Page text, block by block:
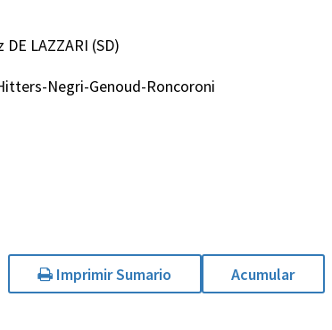
LAZZARI (SD)
Negri-Genoud-Roncoroni
Imprimir Sumario Acumular